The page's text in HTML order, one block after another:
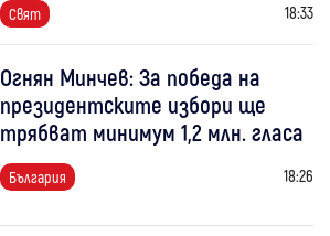
Свят 18:33
Огнян Минчев: За победа на
президентските избори ще
трябват минимум 1,2 млн. гласа
България 18:26